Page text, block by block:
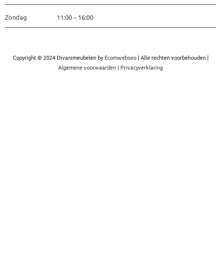
Zondag 11:00 – 16:00
Copyright © 2024 Divanimeubelen byEcomwebseo| Alle rechten voorbehouden |
Algemene voorwaarden | Privacyverklaring